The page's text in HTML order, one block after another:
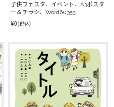
子供フェスタ、イベント、A3ポスタ
ー＆チラシ、Word60353
¥0(税込)